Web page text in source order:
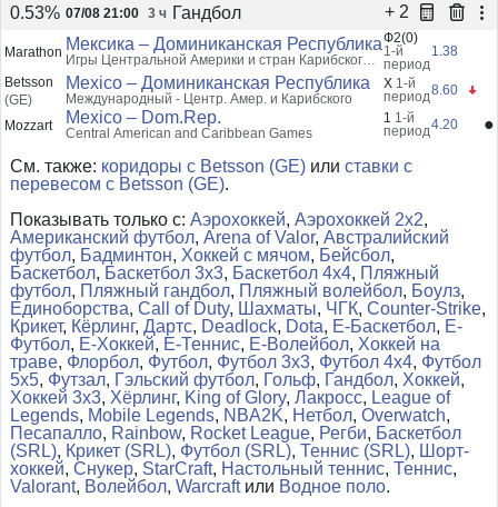
0.53% 07/08 21:00 3 ч Гандбол + 2
Marathon Мексика – Доминиканская Республика
Игры Центральной Америки и стран Карибского
бассейна. Мужчины. 2026. Доминиканская
Республика. Матч за 3-е место
Ф2(0)
1-й
период
1.38
Betsson
(GE)
Mexico – Доминиканская Республика
Международный - Центр. Амер. и Карибского
X 1-й
период8.60
Mozzart Mexico – Dom.Rep.
Central American and Caribbean Games
1 1-й
период4.20 ●
См. также: коридоры с Betsson (GE) или ставки с
перевесом с Betsson (GE).
Показывать только с: Аэрохоккей, Аэрохоккей 2x2,
Американский футбол, Arena of Valor, Австралийский
футбол, Бадминтон, Хоккей с мячом, Бейсбол,
Баскетбол, Баскетбол 3x3, Баскетбол 4x4, Пляжный
футбол, Пляжный гандбол, Пляжный волейбол, Боулз,
Единоборства, Call of Duty, Шахматы, ЧГК, Counter-Strike,
Крикет, Кёрлинг, Дартс, Deadlock, Dota, Е-Баскетбол, Е-
Футбол, Е-Хоккей, Е-Теннис, Е-Волейбол, Хоккей на
траве, Флорбол, Футбол, Футбол 3x3, Футбол 4x4, Футбол
5x5, Футзал, Гэльский футбол, Гольф, Гандбол, Хоккей,
Хоккей 3x3, Хёрлинг, King of Glory, Лакросс, League of
Legends, Mobile Legends, NBA2K, Нетбол, Overwatch,
Песапалло, Rainbow, Rocket League, Регби, Баскетбол
(SRL), Крикет (SRL), Футбол (SRL), Теннис (SRL), Шорт-
хоккей, Снукер, StarCraft, Настольный теннис, Теннис,
Valorant, Волейбол, Warcraftили Водное поло.